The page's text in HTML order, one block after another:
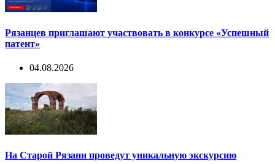
Рязанцев приглашают участвовать в конкурсе «Успешный
патент»
04.08.2026
На Старой Рязани проведут уникальную экскурсию